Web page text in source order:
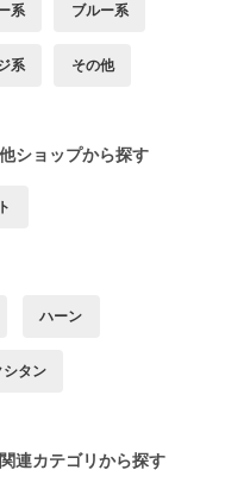
系 ブルー系
系 その他
ショップから探す
ハーン
シタン
連カテゴリから探す